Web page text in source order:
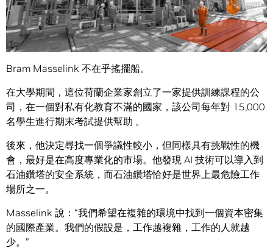
公司提供了一個攝影機，感測器和深度學習網路，在不安全
的地方安置工人，並在發生事故之前提醒他們。
Bram Masselink 不在乎搖擺船。
在大學期間，這位荷蘭企業家創立了一家提供訓練課程的公
司，在一個對私有化教育不滿的國家，該公司每年對 15,000
名學生進行期末考試提供幫助 。
後來，他決定尋找一個爭議性較小，但同樣具有挑戰性的機
會，最好是在高度專業化的市場。他發現 AI 技術可以導入到
石油鑽塔的安全系統，而石油鑽塔恰好是世界上最危險工作
場所之一。
Masselink 說：“我們希望在複雜的環境中找到一個資本密集
的國際產業。我們的假設是，工作越複雜，工作的人就越
少。”